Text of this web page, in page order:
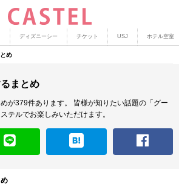
ディズニーシー チケット USJ ホテル空室
め
まとめ
が379件あります。
皆様が知りたい話題の「グー
テルでお楽しみいただけます。